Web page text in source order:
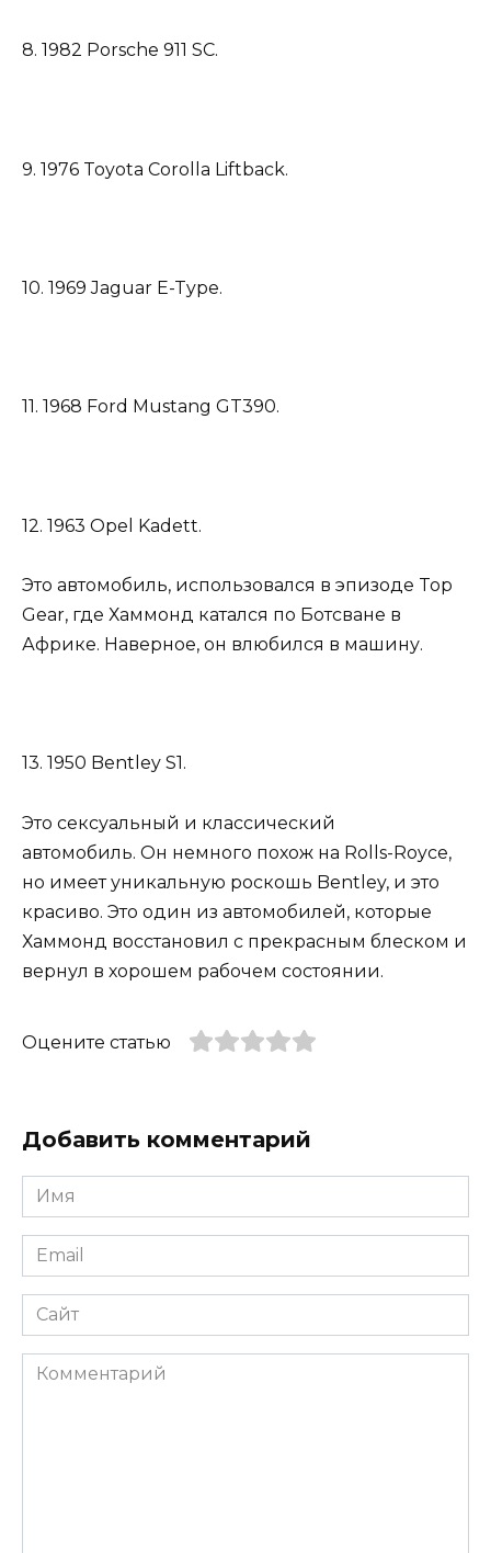
8. 1982 Porsche 911 SC.
9. 1976 Toyota Corolla Liftback.
10. 1969 Jaguar E-Type.
11. 1968 Ford Mustang GT390.
12. 1963 Opel Kadett.
Это автомобиль, использовался в эпизоде Top
Gear, где Хаммонд катался по Ботсване в
Африке. Наверное, он влюбился в машину.
13. 1950 Bentley S1.
Это сексуальный и классический
автомобиль. Он немного похож на Rolls-Royce,
но имеет уникальную роскошь Bentley, и это
красиво. Это один из автомобилей, которые
Хаммонд восстановил с прекрасным блеском и
вернул в хорошем рабочем состоянии.
Оцените статью
Добавить комментарий
Имя
*
Email
*
Сайт
Комментарий